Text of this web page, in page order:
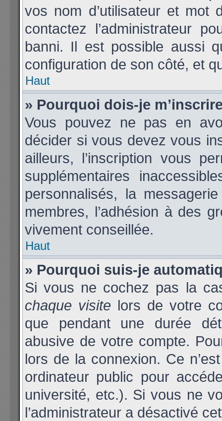
vos nom d’utilisateur et mot
contactez l’administrateur
banni. Il est possible aussi
configuration de son côté, et
Haut
» Pourquoi dois-je
Vous pouvez ne pas en
décider si vous devez vous
ailleurs, l’inscription vous
supplémentaires
personnalisés, la
membres, l’adhésion à des
vivement conseillée.
Haut
» Pourquoi suis-je
Si vous ne cochez pas la
chaque visite lors de votre
que pendant une durée
abusive de votre compte.
lors de la connexion. Ce
ordinateur public pour
université, etc.). Si vous ne
l’administrateur a désactivé